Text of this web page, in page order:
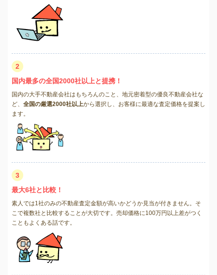
2
国内最多の全国2000社以上と提携！
国内の大手不動産会社はもちろんのこと、地元密着型の優良不動産会社な
ど、 全国の厳選2000社以上から選択し、お客様に最適な査定価格を提案し
ます。
3
最大6社と比較！
素人では1社のみの不動産査定金額が高いかどうか見当が付きません。そ
こで複数社と比較することが大切です。売却価格に100万円以上差がつく
こともよくある話です。